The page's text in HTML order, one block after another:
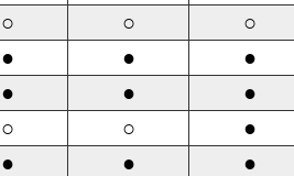
○ ○ ○
● ● ●
● ● ●
○ ○ ●
● ● ●